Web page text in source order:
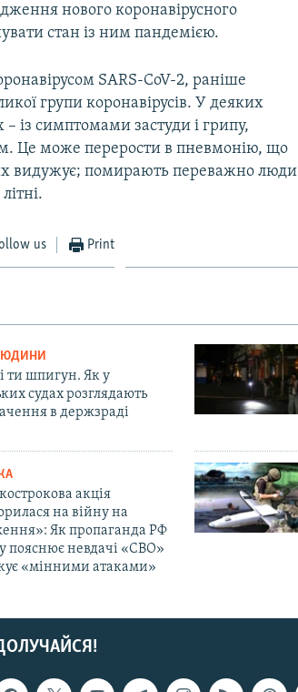
нового коронавірусного
стан із ним пандемією.
SARS-CoV-2, раніше
групи коронавірусів. У деяких
із симптомами застуди і грипу,
Це може перерости в пневмонію, що
видужує; помирають переважно люди
us Print
ти шпигун. Як у
судах розглядають
в держзраді
акція
на війну на
Як пропаганда РФ
пояснює невдачі «СВО»
«мінними атаками»